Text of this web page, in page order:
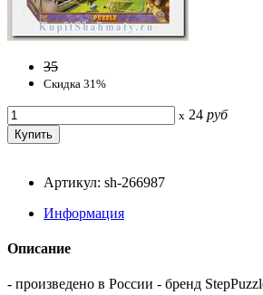
35
Скидка 31%
x 24 руб
Артикул: sh-266987
Информация
Описание
- произведено в России - бренд